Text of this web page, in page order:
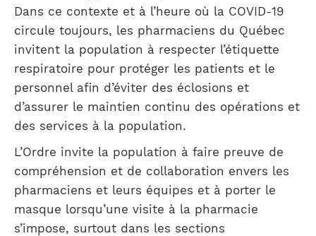
Dans ce contexte et à l’heure où la COVID-19
circule toujours, les pharmaciens du Québec
invitent la population à respecter l’étiquette
respiratoire pour protéger les patients et le
personnel afin d’éviter des éclosions et
d’assurer le maintien continu des opérations et
des services à la population.
L’Ordre invite la population à faire preuve de
compréhension et de collaboration envers les
pharmaciens et leurs équipes et à porter le
masque lorsqu’une visite à la pharmacie
s’impose, surtout dans les sections